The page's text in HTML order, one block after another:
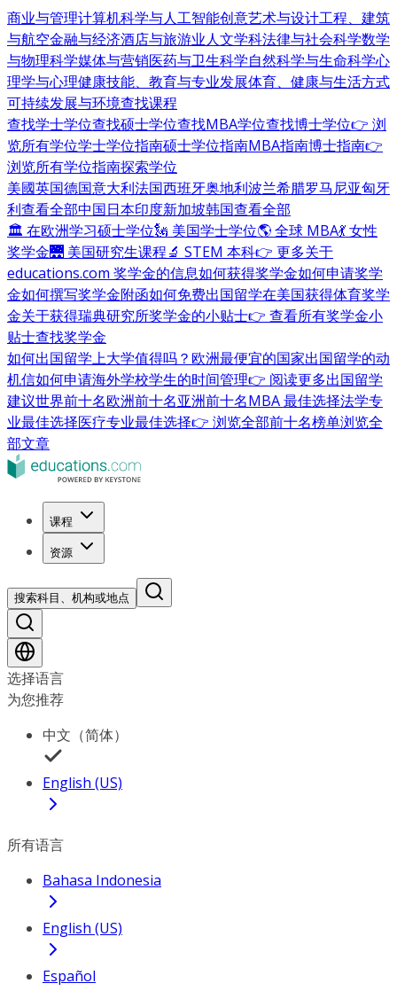
商业与管理计算机科学与人工智能创意艺术与设计工程、建筑
与航空金融与经济酒店与旅游业人文学科法律与社会科学数学
与物理科学媒体与营销医药与卫生科学自然科学与生命科学心
理学与心理健康技能、教育与专业发展体育、健康与生活方式
可持续发展与环境查找课程
查找学士学位查找硕士学位查找MBA学位查找博士学位👉 浏
览所有学位学士学位指南硕士学位指南MBA指南博士指南👉
浏览所有学位指南探索学位
美國英国德国意大利法国西班牙奥地利波兰希腊罗马尼亚匈牙
利查看全部中国日本印度新加坡韩国查看全部
🏛 在欧洲学习硕士学位🗽 美国学士学位🌎 全球 MBA💃 女性
奖学金🌉 美国研究生课程🔬 STEM 本科👉 更多关于
educations.com 奖学金的信息如何获得奖学金如何申请奖学
金如何撰写奖学金附函如何免费出国留学在美国获得体育奖学
金关于获得瑞典研究所奖学金的小贴士👉 查看所有奖学金小
贴士查找奖学金
如何出国留学上大学值得吗？ 欧洲最便宜的国家出国留学的动
机信如何申请海外学校学生的时间管理👉 阅读更多出国留学
建议世界前十名欧洲前十名亚洲前十名MBA 最佳选择法学专
业最佳选择医疗专业最佳选择👉 浏览全部前十名榜单浏览全
部文章
课程
资源
搜索科目、机构或地点
选择语言
为您推荐
中文（简体）
English (US)
所有语言
Bahasa Indonesia
English (US)
Español